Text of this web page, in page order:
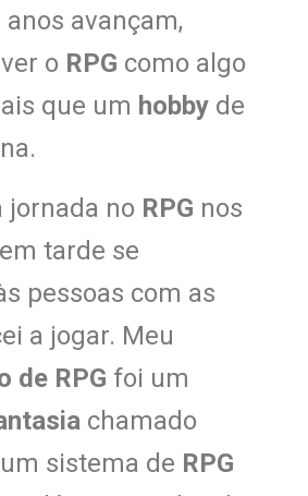
avançam,
o RPG como algo
que um hobby de
jornada no RPG nos
tarde se
pessoas com as
a jogar. Meu
de RPG foi um
chamado
um sistema de RPG